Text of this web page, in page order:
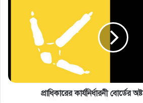
প্রাধিকারের কার্যনির্ধারনী বোর্ডের